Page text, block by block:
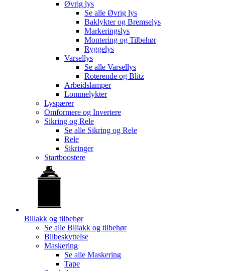
Øvrig lys
Se alle Øvrig lys
Baklykter og Bremselys
Markeringslys
Montering og Tilbehør
Ryggelys
Varsellys
Se alle Varsellys
Roterende og Blitz
Arbeidslamper
Lommelykter
Lyspærer
Omformere og Invertere
Sikring og Rele
Se alle Sikring og Rele
Rele
Sikringer
Startboostere
Billakk og tilbehør
Se alle Billakk og tilbehør
Bilbeskyttelse
Maskering
Se alle Maskering
Tape